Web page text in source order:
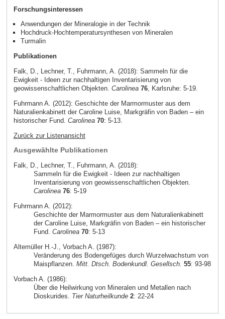
Forschungsinteressen
Anwendungen der Mineralogie in der Technik
Hochdruck-Hochtemperatursynthesen von Mineralen
Turmalin
Publikationen
Falk, D., Lechner, T., Fuhrmann, A. (2018): Sammeln für die
Ewigkeit - Ideen zur nachhaltigen Inventarisierung von
geowissenschaftlichen Objekten. Carolinea 76, Karlsruhe: 5-19.
Fuhrmann A. (2012): Geschichte der Marmormuster aus dem
Naturalienkabinett der Caroline Luise, Markgräfin von Baden – ein
historischer Fund. Carolinea 70: 5-13.
Zurück zur Listenansicht
Ausgewählte Publikationen
Falk, D., Lechner, T., Fuhrmann, A. (2018):
Sammeln für die Ewigkeit - Ideen zur nachhaltigen
Inventarisierung von geowissenschaftlichen Objekten.
Carolinea 76: 5-19
Fuhrmann A. (2012):
Geschichte der Marmormuster aus dem Naturalienkabinett
der Caroline Luise, Markgräfin von Baden – ein historischer
Fund. Carolinea 70: 5-13
Altemüller H.-J., Vorbach A. (1987):
Veränderung des Bodengefüges durch Wurzelwachstum von
Maispflanzen. Mitt. Dtsch. Bodenkundl. Gesellsch. 55: 93-98
Vorbach A. (1986):
Über die Heilwirkung von Mineralen und Metallen nach
Dioskurides. Tier Naturheilkunde 2: 22-24